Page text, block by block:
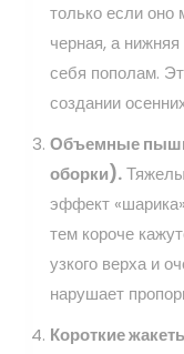
только если оно
черная, а
себя пополам.
создании
Объемные
оборки).
эффект
тем короче
узкого верха и
нарушает
Короткие